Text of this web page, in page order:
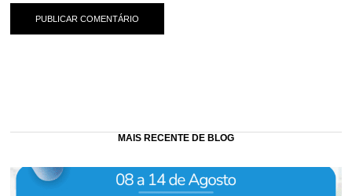
MAIS RECENTE DE BLOG